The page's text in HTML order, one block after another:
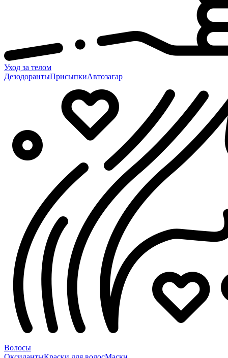
Уход за телом
ДезодорантыПрисыпкиАвтозагар
Волосы